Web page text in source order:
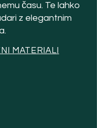
času. Te lahko
z elegantnim
MATERIALI